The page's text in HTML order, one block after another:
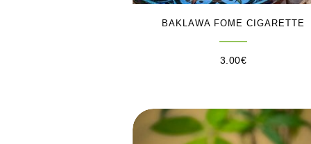
BAKLAWA FOME CIGARETTE
3.00€